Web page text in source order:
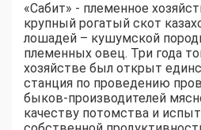
«Сабит» - племенное
крупный рогатый скот
лошадей – кушумской
племенных овец. Три года
хозяйстве был открыт
станция по проведению
быков-производителей
качеству потомства и